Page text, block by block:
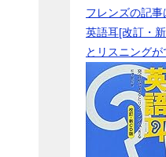
フレンズの記事
英語耳[改訂・
とリスニングが